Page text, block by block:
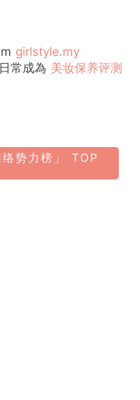
girlstyle.my
常成為 美妆保养评测
势力榜」 TOP